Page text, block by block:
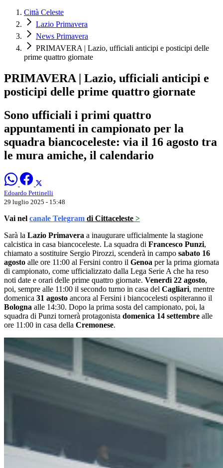
Città Celeste
Lazio Primavera
News Primavera
PRIMAVERA | Lazio, ufficiali anticipi e posticipi delle
prime quattro giornate
PRIMAVERA | Lazio, ufficiali anticipi e
posticipi delle prime quattro giornate
Sono ufficiali i primi quattro
appuntamenti in campionato per la
squadra biancoceleste: via il 16 agosto tra
le mura amiche, il calendario
Edoardo Pettinelli
29 luglio 2025 - 15:48
Vai nel canale Telegram di Cittaceleste >
Sarà la Lazio Primavera a inaugurare ufficialmente la stagione
calcistica in casa biancoceleste. La squadra di Francesco Punzi,
chiamato a sostituire Sergio Pirozzi, scenderà in campo sabato 16
agosto alle ore 11:00 al Fersini contro il Genoa per la prima giornata
di campionato, come ufficializzato dalla Lega Serie A che ha reso
noti date e orari delle prime quattro giornate. Venerdì 22 agosto,
poi, sempre alle 11:00 il secondo turno in casa del Cagliari, mentre
domenica 31 agosto ancora al Fersini i biancocelesti ospiteranno il
Bologna alle 14:30. Dopo la prima sosta del campionato, poi, la
squadra di Punzi tornerà protagonista domenica 14 settembre alle
ore 11:00 in casa della Cremonese.